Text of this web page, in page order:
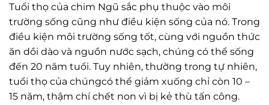
Tuổi thọ của chim Ngũ sắc phụ thuộc vào môi
trường sống cũng như điều kiện sống của nó. Trong
điều kiện môi trường sống tốt, cùng với nguồn thức
ăn dồi dào và nguồn nước sạch, chúng có thể sống
đến 20 năm tuổi. Tuy nhiên, thường trong tự nhiên,
tuổi thọ của chúngcó thể giảm xuống chỉ còn 10 –
15 năm, thậm chí chết non vì bị kẻ thù tấn công.